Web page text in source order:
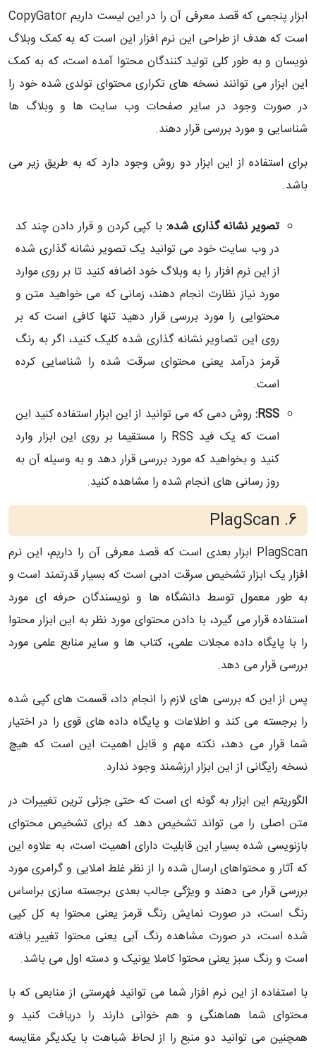
ابزار پنجمی که قصد معرفی آن را در این لیست داریمCopyGator
است که هدف از طراحی این نرم افزار این است که به کمک وبلاگ
نویسان و به طور کلی تولید کنندگان محتوا آمده است، که به کمک
این ابزار می توانند نسخه های تکراری محتوای تولدی شده خود را
در صورت وجود در سایر صفحات وب سایت ها و وبلاگ ها
شناسایی و مورد بررسی قرار دهند.
برای استفاده از این ابزار دو روش وجود دارد که به طریق زیر می
باشد.
تصویر نشانه گذاری شده: با کپی کردن و قرار دادن چند کد
در وب سایت خود می توانید یک تصویر نشانه گذاری شده
از این نرم افزار را به وبلاگ خود اضافه کنید تا بر روی موارد
مورد نیاز نظارت انجام دهند، زمانی که می خواهید متن و
محتوایی را مورد بررسی قرار دهید تنها کافی است که بر
روی این تصاویر نشانه گذاری شده کلیک کنید، اگر به رنگ
قرمز درآمد یعنی محتوای سرقت شده را شناسایی کرده
است.
RSS: روش دمی که می توانید از این ابزار استفاده کنید این
است که یک فید RSS را مستقیما بر روی این ابزار وارد
کنید و بخواهید که مورد بررسی قرار دهد و به وسیله آن به
روز رسانی های انجام شده را مشاهده کنید.
6.
PlagScan
PlagScan ابزار بعدی است که قصد معرفی آن را داریم، این نرم
افزار یک ابزار تشخیص سرقت ادبی است که بسیار قدرتمند است و
به طور معمول توسط دانشگاه ها و نویسندگان حرفه ای مورد
استفاده قرار می گیرد، با دادن محتوای مورد نظر به این ابزار محتوا
را با پایگاه داده مجلات علمی، کتاب ها و سایر منابع علمی مورد
بررسی قرار می دهد.
پس از این که بررسی های لازم را انجام داد، قسمت های کپی شده
را برجسته می کند و اطلاعات و پایگاه داده های قوی را در اختیار
شما قرار می دهد، نکته مهم و قابل اهمیت این است که هیچ
نسخه رایگانی از این ابزار ارزشمند وجود ندارد.
الگوریتم این ابزار به گونه ای است که حتی جزئی ترین تغییرات در
متن اصلی را می تواند تشخیص دهد که برای تشخیص محتوای
بازنویسی شده بسیار این قابلیت دارای اهمیت است، به علاوه این
که آثار و محتواهای ارسال شده را از نظر غلط املایی و گرامری مورد
بررسی قرار می دهند و ویژگی جالب بعدی برجسته سازی براساس
رنگ است، در صورت نمایش رنگ قرمز یعنی محتوا به کل کپی
شده است، در صورت مشاهده رنگ آبی یعنی محتوا تغییر یافته
است و رنگ سبز یعنی محتوا کاملا یونیک و دسته اول می باشد.
با استفاده از این نرم افزار شما می توانید فهرستی از منابعی که با
محتوای شما هماهنگی و هم خوانی دارند را دریافت کنید و
همچنین می توانید دو منبع را از لحاظ شباهت با یکدیگر مقایسه